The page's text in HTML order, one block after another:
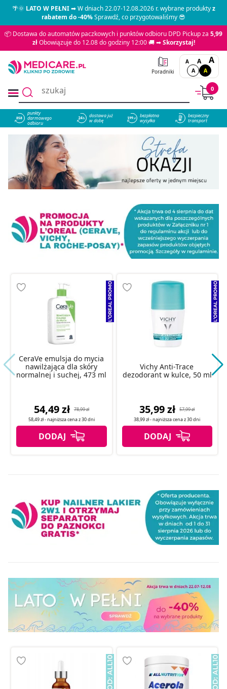
🌴🌞LATO W PEŁNI➡ W dniach 22.07-12.08.2026 r. wybrane produktyz
rabatem do -40%Sprawdź, co przygotowaliśmy 😎
📦 Dostawa do automatów paczkowych i punktów odbioru DPD Pickup za 5,99
złObowiązuje do 12.08 do godziny 12:00 🚚 ➡Skorzystaj!
Poradniki
A A A
A A
0
858
punkty
darmowego
odbioru
dostawa już
w dobę
bezpłatna
wysyłka
bezpieczny
transport
CeraVe emulsja do mycia
nawilżająca dla skóry
normalnej i suchej, 473 ml
54,49 zł
78,99 zł
58,49 zł- najniższa cena z30 dni
Vichy Anti-Trace
dezodorant w kulce, 50 ml
35,99 zł
57,99 zł
38,99 zł- najniższa cena z30 dni